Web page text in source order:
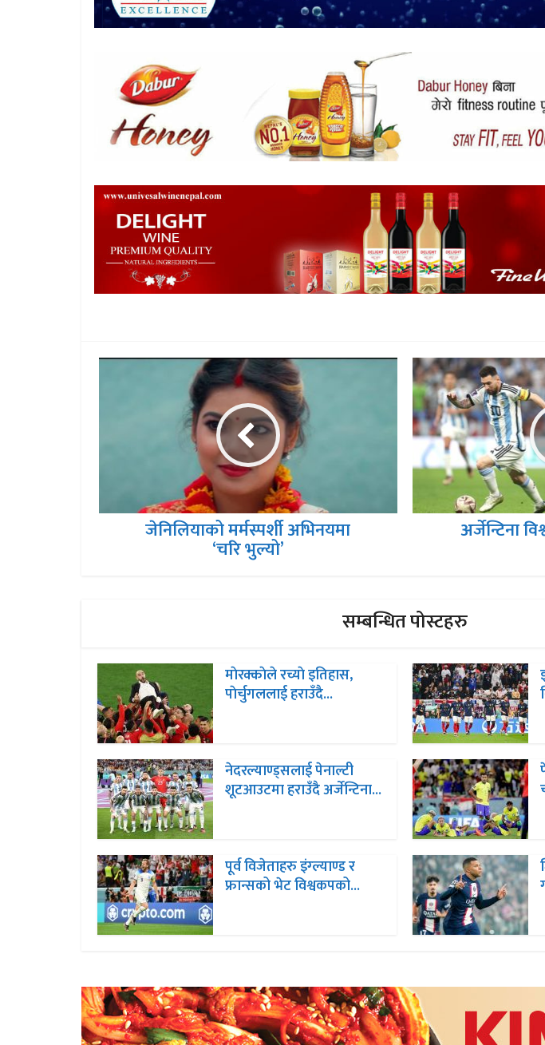
जेनिलियाको मर्मस्पर्शी अभिनयमा
‘चरि भुल्यो’
अर्जेन्टिना
सम्बन्धित पोस्टहरु
माेरक्काेले रच्याे इतिहास,
पाेर्चुगललाई हराउँदै...
नेदरल्याण्ड्सलाई पेनाल्टी
शूटआउटमा हराउँदै अर्जेन्टिना...
पूर्व विजेताहरु इंग्ल्याण्ड र
फ्रान्सको भेट विश्वकपको...